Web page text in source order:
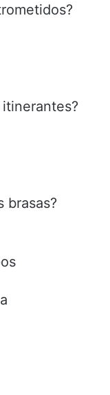
brasas?